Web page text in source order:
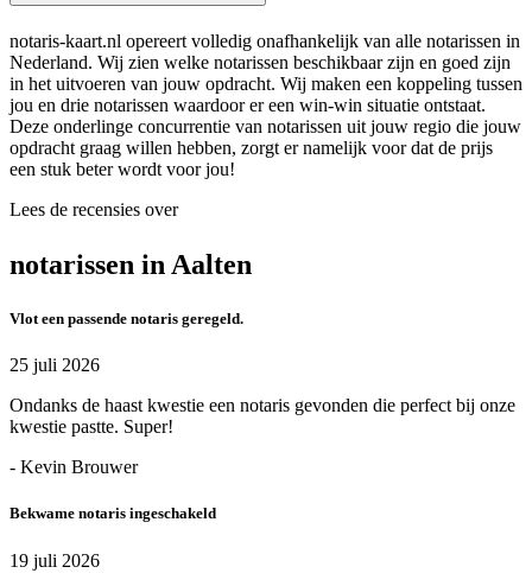
notaris-kaart.nl opereert volledig onafhankelijk van alle notarissen in
Nederland. Wij zien welke notarissen beschikbaar zijn en goed zijn
in het uitvoeren van jouw opdracht. Wij maken een koppeling tussen
jou en drie notarissen waardoor er een win-win situatie ontstaat.
Deze onderlinge concurrentie van notarissen uit jouw regio die jouw
opdracht graag willen hebben, zorgt er namelijk voor dat de prijs
een stuk beter wordt voor jou!
Lees de recensies over
notarissen in Aalten
Vlot een passende notaris geregeld.
25 juli 2026
Ondanks de haast kwestie een notaris gevonden die perfect bij onze
kwestie pastte. Super!
- Kevin Brouwer
Bekwame notaris ingeschakeld
19 juli 2026